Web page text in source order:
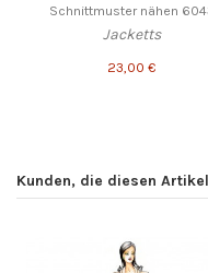
Schnittmuster nähen
Jacketts
23,00 €
Kunden, die diesen